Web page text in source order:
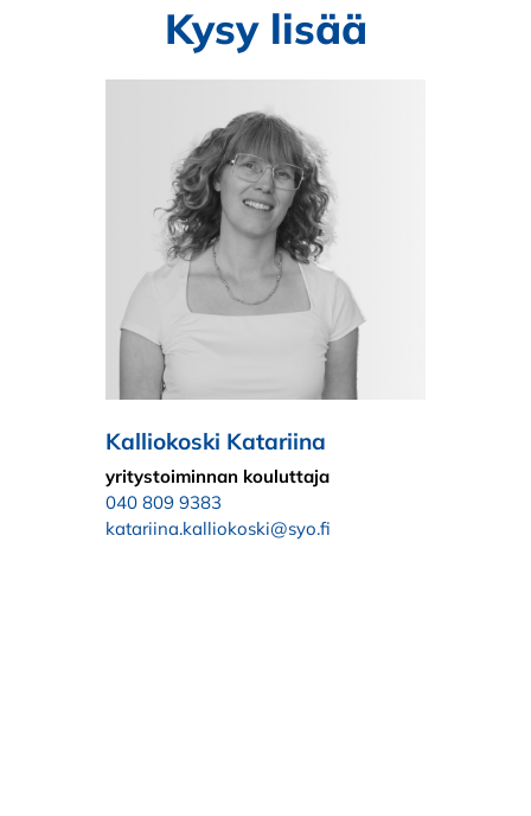
Kysy lisää
Kalliokoski Katariina
yritystoiminnan kouluttaja
040 809 9383
katariina.kalliokoski@syo.fi